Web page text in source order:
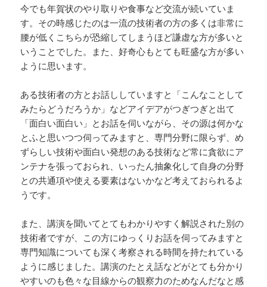
今でも年賀状のやり取りや食事など交流が続いていま
す。その時感じたのは一流の技術者の方の多くは非常に
腰が低くこちらが恐縮してしまうほど謙虚な方が多いと
いうことでした。また、好奇心もとても旺盛な方が多い
ように思います。
ある技術者の方とお話ししていますと「こんなことして
みたらどうだろうか」などアイデアがつぎつぎと出て
「面白い面白い」とお話を伺いながら、その源は何かな
とふと思いつつ伺ってみますと、専門分野に限らず、め
ずらしい技術や面白い発想のある技術など常に貪欲にア
ンテナを張っておられ、いったん抽象化して自身の分野
との共通項や使える要素はないかなど考えておられるよ
うです。
また、講演を聞いてとてもわかりやすく解説された別の
技術者ですが、この方にゆっくりお話を伺ってみますと
専門知識についても深く考察される時間を持たれている
ように感じました。講演のたとえ話などがとても分かり
やすいのも色々な目線からの観察力のためなんだなと感